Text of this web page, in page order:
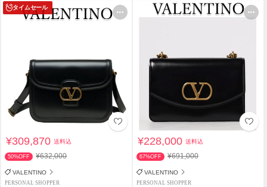
タイムセール
¥309,870送料込
50%OFF ¥632,000
VALENTINO
PERSONAL SHOPPER
¥228,000送料込
67%OFF ¥691,000
VALENTINO
PERSONAL SHOPPER